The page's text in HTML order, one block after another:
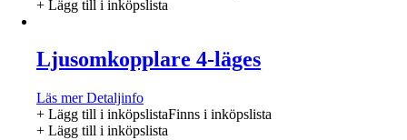
+ Lägg till i inköpslista
Ljusomkopplare 4-läges
Läs merDetaljinfo
+ Lägg till i inköpslistaFinns i inköpslista
+ Lägg till i inköpslista